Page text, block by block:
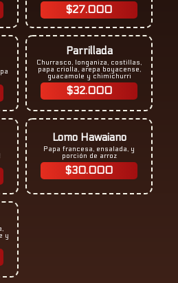
$27.000
Parrillada
Churrasco, longaniza, costillas,
papa criolla, arepa boyacense,
guacamole y chimichurri
$32.000
Lomo Hawaiano
Papa francesa, ensalada, y
porción de arroz​
$30.000
y